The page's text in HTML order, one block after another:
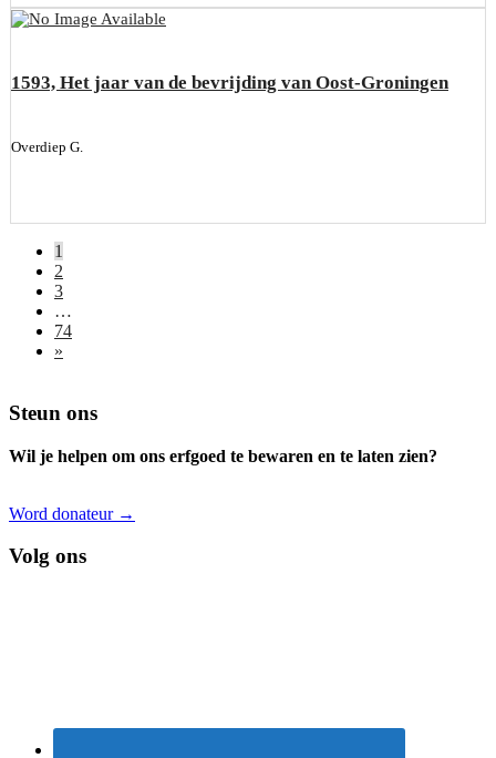
1593, Het jaar van de bevrijding van Oost-Groningen
Overdiep G.
1
2
3
…
74
»
Footer
Steun ons
Wil je helpen om ons erfgoed te bewaren en te laten zien?
Word donateur →
Volg ons